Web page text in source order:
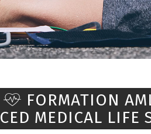
FORMATION
MEDICAL LIFE